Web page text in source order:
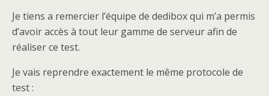
Je tiens a remercier l’équipe de dedibox qui m’a permis
d’avoir accès à tout leur gamme de serveur afin de
réaliser ce test.
Je vais reprendre exactement le même protocole de
test :